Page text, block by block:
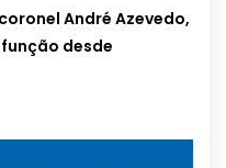
André Azevedo,
desde